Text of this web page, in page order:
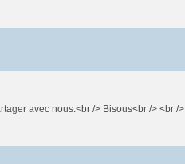
avec nous.<br /> Bisous<br /> <br />